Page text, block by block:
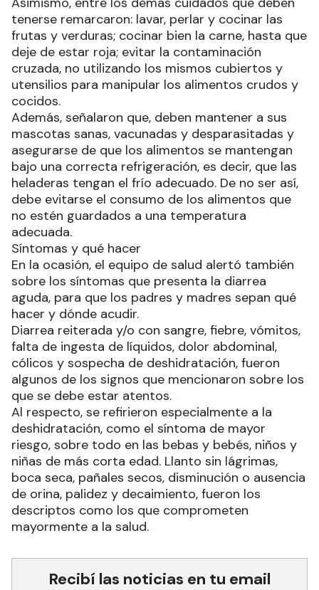
tenerse remarcaron: lavar, perlar y cocinar las
frutas y verduras; cocinar bien la carne, hasta que
deje de estar roja; evitar la contaminación
cruzada, no utilizando los mismos cubiertos y
utensilios para manipular los alimentos crudos y
cocidos.
Además, señalaron que, deben mantener a sus
mascotas sanas, vacunadas y desparasitadas y
asegurarse de que los alimentos se mantengan
bajo una correcta refrigeración, es decir, que las
heladeras tengan el frío adecuado. De no ser así,
debe evitarse el consumo de los alimentos que
no estén guardados a una temperatura
adecuada.
Síntomas y qué hacer
En la ocasión, el equipo de salud alertó también
sobre los síntomas que presenta la diarrea
aguda, para que los padres y madres sepan qué
hacer y dónde acudir.
Diarrea reiterada y/o con sangre, fiebre, vómitos,
falta de ingesta de líquidos, dolor abdominal,
cólicos y sospecha de deshidratación, fueron
algunos de los signos que mencionaron sobre los
que se debe estar atentos.
Al respecto, se refirieron especialmente a la
deshidratación, como el síntoma de mayor
riesgo, sobre todo en las bebas y bebés, niños y
niñas de más corta edad. Llanto sin lágrimas,
boca seca, pañales secos, disminución o ausencia
de orina, palidez y decaimiento, fueron los
descriptos como los que comprometen
mayormente a la salud.
Recibí las noticias en tu email